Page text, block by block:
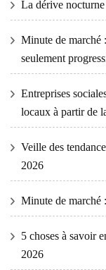
La dérive
Minute de marché
seulement
Entreprises
locaux à partir de
Veille des
2026
Minute de marché
5 choses à savoir
2026